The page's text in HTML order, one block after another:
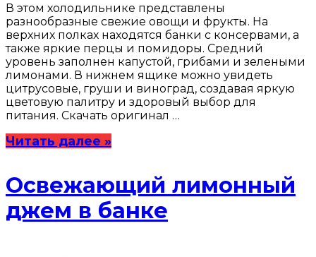
В этом холодильнике представлены
разнообразные свежие овощи и фрукты. На
верхних полках находятся банки с консервами, а
также яркие перцы и помидоры. Средний
уровень заполнен капустой, грибами и зелеными
лимонами. В нижнем ящике можно увидеть
цитрусовые, груши и виноград, создавая яркую
цветовую палитру и здоровый выбор для
питания. Скачать оригинал …
Читать далее »
Освежающий лимонный
джем в банке